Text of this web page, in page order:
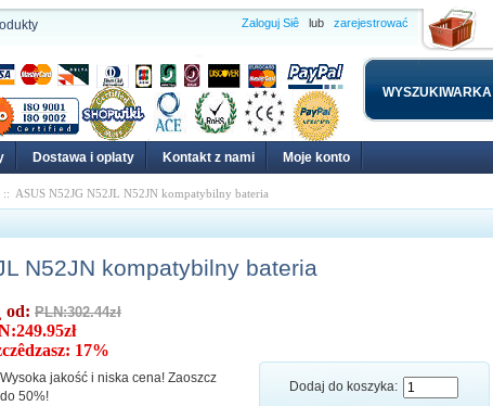
Zaloguj Siê lub zarejestrować
WYSZUKIWARKA
Dostawa i oplaty Kontakt z nami Moje konto
:: ASUS N52JG N52JL N52JN kompatybilny bateria
N52JN kompatybilny bateria
od: PLN:302.44zł
17%
Wysoka jakość i niska cena! Zaoszcz
50%!
Dodaj do koszyka: